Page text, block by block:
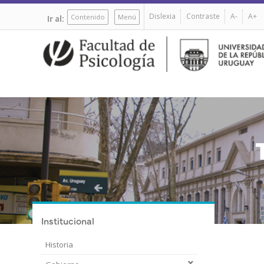
Pasar
contenido
Ir al: Contenido Menú Dislexia Contraste A- A+
Institucional
Historia